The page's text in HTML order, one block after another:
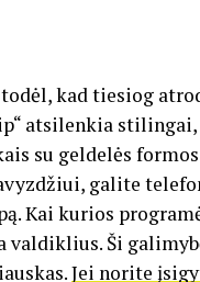
kad tiesiog
atsilenkia
su geldelės
galite
Kai kurios
valdiklius. Ši
Jei norite